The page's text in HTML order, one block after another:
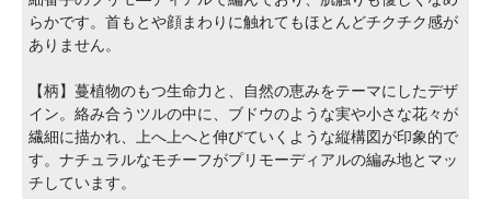
らかです。首もとや顔まわりに触れてもほとんどチクチク感が
ありません。
【柄】蔓植物のもつ生命力と、自然の恵みをテーマにしたデザ
イン。絡み合うツルの中に、ブドウのような実や小さな花々が
繊細に描かれ、上へ上へと伸びていくような縦構図が印象的で
す。ナチュラルなモチーフがプリモーディアルの編み地とマッ
チしています。